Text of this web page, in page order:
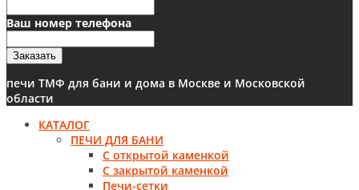
Ваш номер телефона
Заказать
печи ТМФ для бани и дома в Москве и Московской
области
КАТАЛОГ
ПЕЧИ ДЛЯ БАНИ
С открытой каменкой
С закрытой каменкой
Печи-сетки